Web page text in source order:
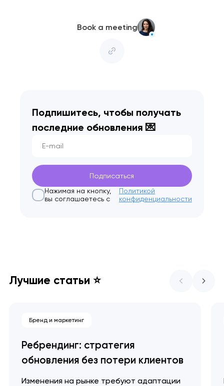
Book a meeting
Подпишитесь, чтобы получать
последние обновления 💌
Нажимая на кнопку,
вы соглашаетесь с
Политикой
конфиденциальности
Лучшие статьи ⭐
Бренд и маркетинг
Ребрендинг: стратегия
обновления без потери клиентов
Изменения на рынке требуют адаптации